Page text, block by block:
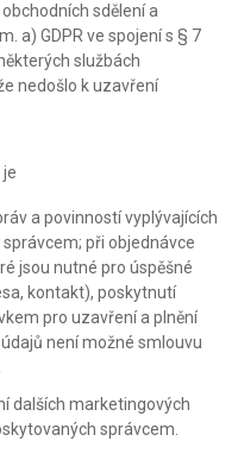
sdělení a
a) GDPR ve spojení s § 7
službách
nedošlo k uzavření
a povinností vyplývajících
při objednávce
jsou nutné pro úspěšné
kontakt), poskytnutí
pro uzavření a plnění
není možné smlouvu
dalších marketingových
správcem.